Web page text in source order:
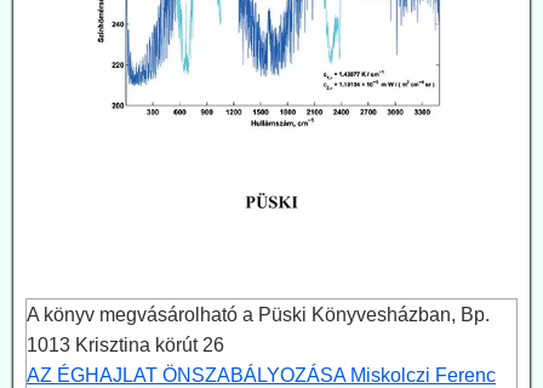
A könyv megvásárolható a Püski Könyvesházban, Bp.
1013 Krisztina körút 26
AZ ÉGHAJLAT ÖNSZABÁLYOZÁSA Miskolczi Ferenc